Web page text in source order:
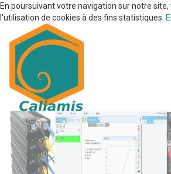
En poursuivant votre navigation sur notre
l'utilisation de cookies à des fins statistiques.